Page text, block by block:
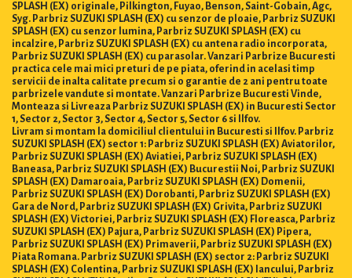
SPLASH (EX) originale, Pilkington, Fuyao, Benson, Saint-Gobain, Agc,
Syg. Parbriz SUZUKI SPLASH (EX) cu senzor de ploaie, Parbriz SUZUKI
SPLASH (EX) cu senzor lumina, Parbriz SUZUKI SPLASH (EX) cu
incalzire, Parbriz SUZUKI SPLASH (EX) cu antena radio incorporata,
Parbriz SUZUKI SPLASH (EX) cu parasolar. Vanzari Parbrize Bucuresti
practica cele mai mici preturi de pe piata, oferind in acelasi timp
servicii de inalta calitate precum si o garantie de 2 ani pentru toate
parbrizele vandute si montate. Vanzari Parbrize Bucuresti Vinde,
Monteaza si Livreaza Parbriz SUZUKI SPLASH (EX) in Bucuresti Sector
1, Sector 2, Sector 3, Sector 4, Sector 5, Sector 6 si Ilfov.
Livram si montam la domiciliul clientului in Bucuresti si Ilfov. Parbriz
SUZUKI SPLASH (EX) sector 1: Parbriz SUZUKI SPLASH (EX) Aviatorilor,
Parbriz SUZUKI SPLASH (EX) Aviatiei, Parbriz SUZUKI SPLASH (EX)
Baneasa, Parbriz SUZUKI SPLASH (EX) Bucurestii Noi, Parbriz SUZUKI
SPLASH (EX) Damaroaia, Parbriz SUZUKI SPLASH (EX) Domenii,
Parbriz SUZUKI SPLASH (EX) Dorobanti, Parbriz SUZUKI SPLASH (EX)
Gara de Nord, Parbriz SUZUKI SPLASH (EX) Grivita, Parbriz SUZUKI
SPLASH (EX) Victoriei, Parbriz SUZUKI SPLASH (EX) Floreasca, Parbriz
SUZUKI SPLASH (EX) Pajura, Parbriz SUZUKI SPLASH (EX) Pipera,
Parbriz SUZUKI SPLASH (EX) Primaverii, Parbriz SUZUKI SPLASH (EX)
Piata Romana. Parbriz SUZUKI SPLASH (EX) sector 2: Parbriz SUZUKI
SPLASH (EX) Colentina, Parbriz SUZUKI SPLASH (EX) Iancului, Parbriz